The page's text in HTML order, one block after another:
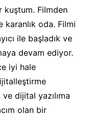
kuştum. Filmden
karanlık oda. Filmi
ile başladık ve
devam ediyor.
iyi hale
dijital yazılıma
olan bir